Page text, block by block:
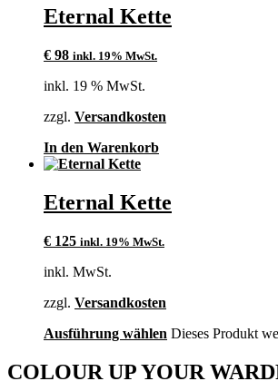
Eternal Kette
€ 98 inkl. 19% MwSt.
inkl. 19 % MwSt.
zzgl. Versandkosten
In den Warenkorb
Eternal Kette
€ 125 inkl. 19% MwSt.
inkl. MwSt.
zzgl. Versandkosten
Ausführung wählen Dieses Produkt
COLOUR UP YOUR